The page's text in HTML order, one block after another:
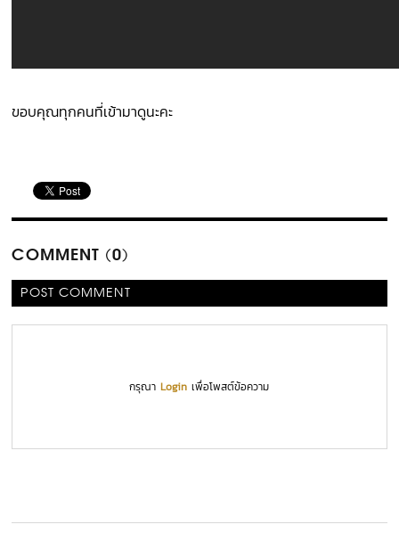
ขอบคุณทุกคนที่เข้ามาดูนะคะ
COMMENT (0)
POST COMMENT
กรุณาLogin เพื่อโพสต์ข้อความ